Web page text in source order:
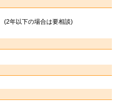
(2年以下の場合は要相談)